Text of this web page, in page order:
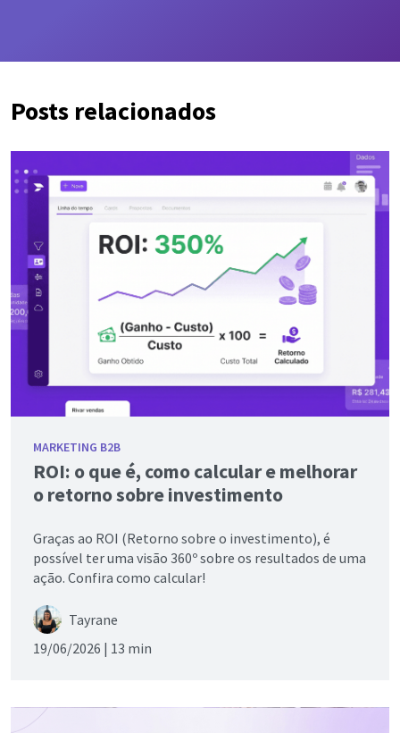
Posts relacionados
MARKETING B2B
ROI: o que é, como calcular e melhorar
o retorno sobre investimento
Graças ao ROI (Retorno sobre o investimento), é
possível ter uma visão 360º sobre os resultados de uma
ação. Confira como calcular!
Tayrane
19/06/2026 | 13 min